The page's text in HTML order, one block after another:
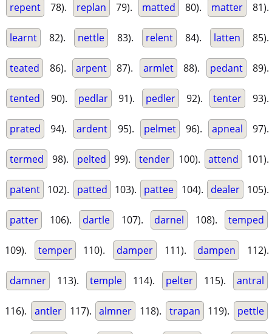
repent 78). replan 79). matted 80). matter 81).
learnt 82). nettle 83). relent 84). latten 85).
teated 86). arpent 87). armlet 88). pedant 89).
tented 90). pedlar 91). pedler 92). tenter 93).
prated 94). ardent 95). pelmet 96). apneal 97).
termed 98). pelted 99). tender 100). attend 101).
patent 102). patted 103). pattee 104). dealer 105).
patter 106). dartle 107). darnel 108). temped
109). temper 110). damper 111). dampen 112).
damner 113). temple 114). pelter 115). antral
116). antler 117). almner 118). trapan 119). pettle